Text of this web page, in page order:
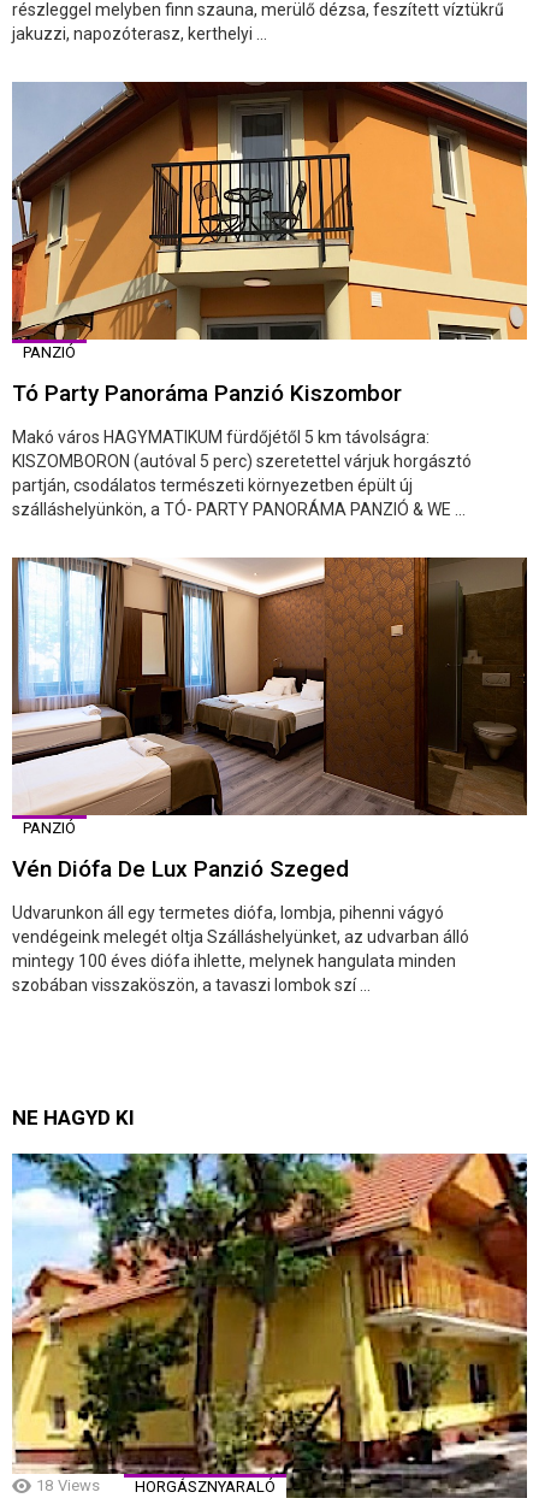
részleggel melyben finn szauna, merülő dézsa, feszített víztükrű
jakuzzi, napozóterasz, kerthelyi ...
PANZIÓ
Tó Party Panoráma Panzió Kiszombor
Makó város HAGYMATIKUM fürdőjétől 5 km távolságra:
KISZOMBORON (autóval 5 perc) szeretettel várjuk horgásztó
partján, csodálatos természeti környezetben épült új
szálláshelyünkön, a TÓ- PARTY PANORÁMA PANZIÓ & WE ...
PANZIÓ
Vén Diófa De Lux Panzió Szeged
Udvarunkon áll egy termetes diófa, lombja, pihenni vágyó
vendégeink melegét oltja Szálláshelyünket, az udvarban álló
mintegy 100 éves diófa ihlette, melynek hangulata minden
szobában visszaköszön, a tavaszi lombok szí ...
NE HAGYD KI
18 Views HORGÁSZNYARALÓ